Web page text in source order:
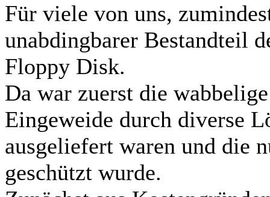
Für viele von uns,
unabdingbarer Bestandteil
Floppy Disk.
Da war zuerst die
Eingeweide durch diverse
ausgeliefert waren und die
geschützt wurde.